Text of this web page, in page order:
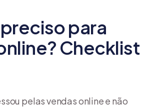
para
Checklist
pelas vendas online e não